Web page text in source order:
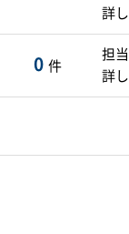
詳
0 件
担
詳